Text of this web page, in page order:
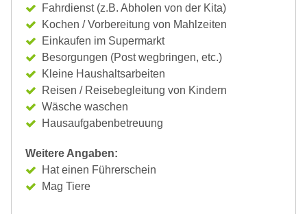
Fahrdienst (z.B. Abholen von der Kita)
Kochen / Vorbereitung von Mahlzeiten
Einkaufen im Supermarkt
Besorgungen (Post wegbringen, etc.)
Kleine Haushaltsarbeiten
Reisen / Reisebegleitung von Kindern
Wäsche waschen
Hausaufgabenbetreuung
Weitere Angaben:
Hat einen Führerschein
Mag Tiere